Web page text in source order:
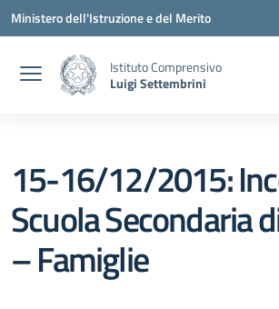
Vai ai contenuti
Vai al menu di navigazione
Vai al footer
Ministero dell'Istruzione e del Merito
Istituto Comprensivo
Luigi Settembrini
15-16/12/2015:
Scuola Secondaria
– Famiglie